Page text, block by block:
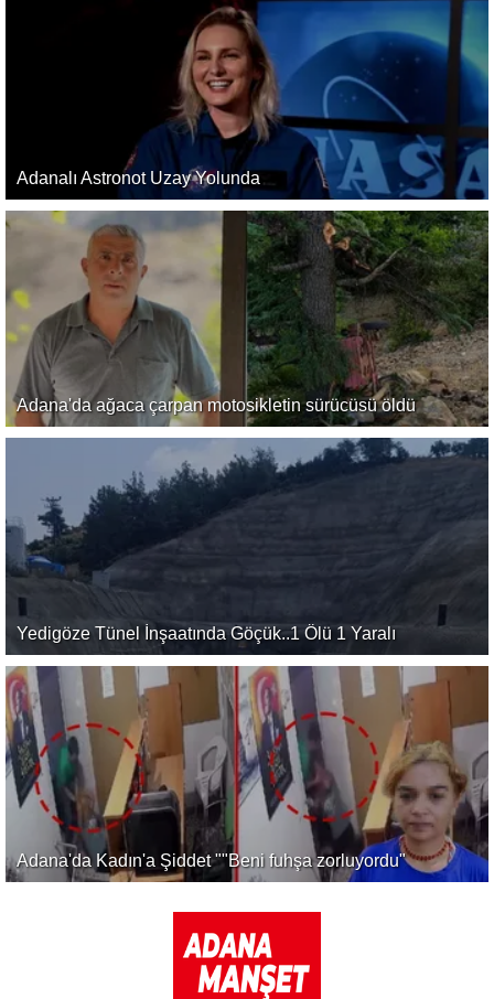
Adanalı Astronot Uzay Yolunda
Adana'da ağaca çarpan motosikletin sürücüsü öldü
Yedigöze Tünel İnşaatında Göçük..1 Ölü 1 Yaralı
Adana'da Kadın'a Şiddet ""Beni fuhşa zorluyordu"